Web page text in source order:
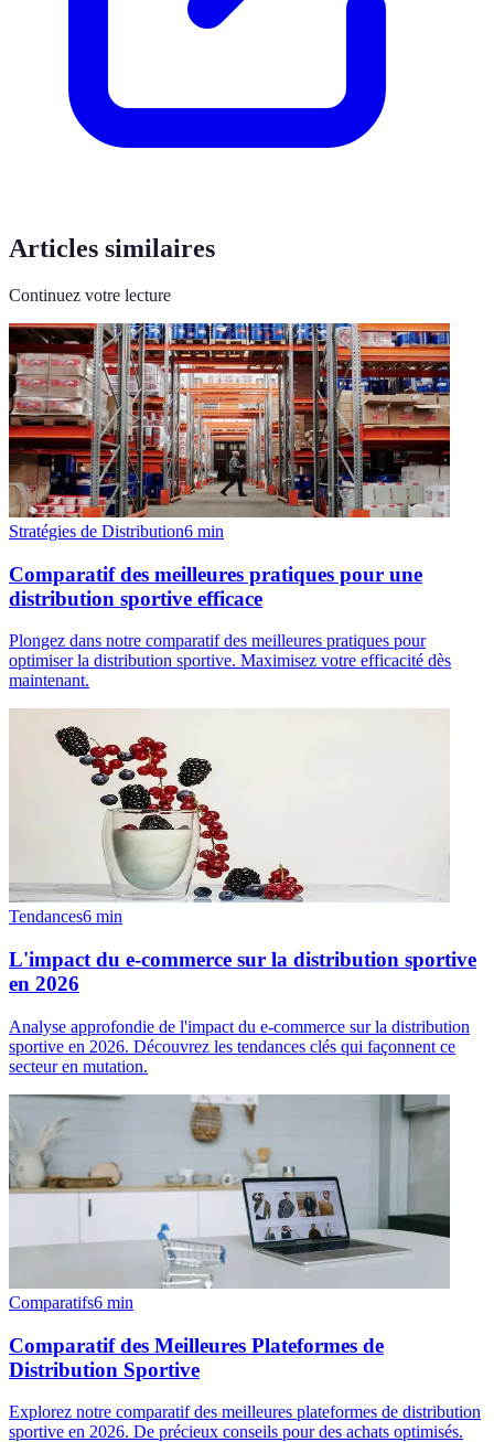
Articles similaires
Continuez votre lecture
Stratégies de Distribution6 min
Comparatif des meilleures pratiques pour une
distribution sportive efficace
Plongez dans notre comparatif des meilleures pratiques pour
optimiser la distribution sportive. Maximisez votre efficacité dès
maintenant.
Tendances6 min
L'impact du e-commerce sur la distribution sportive
en 2026
Analyse approfondie de l'impact du e-commerce sur la distribution
sportive en 2026. Découvrez les tendances clés qui façonnent ce
secteur en mutation.
Comparatifs6 min
Comparatif des Meilleures Plateformes de
Distribution Sportive
Explorez notre comparatif des meilleures plateformes de distribution
sportive en 2026. De précieux conseils pour des achats optimisés.